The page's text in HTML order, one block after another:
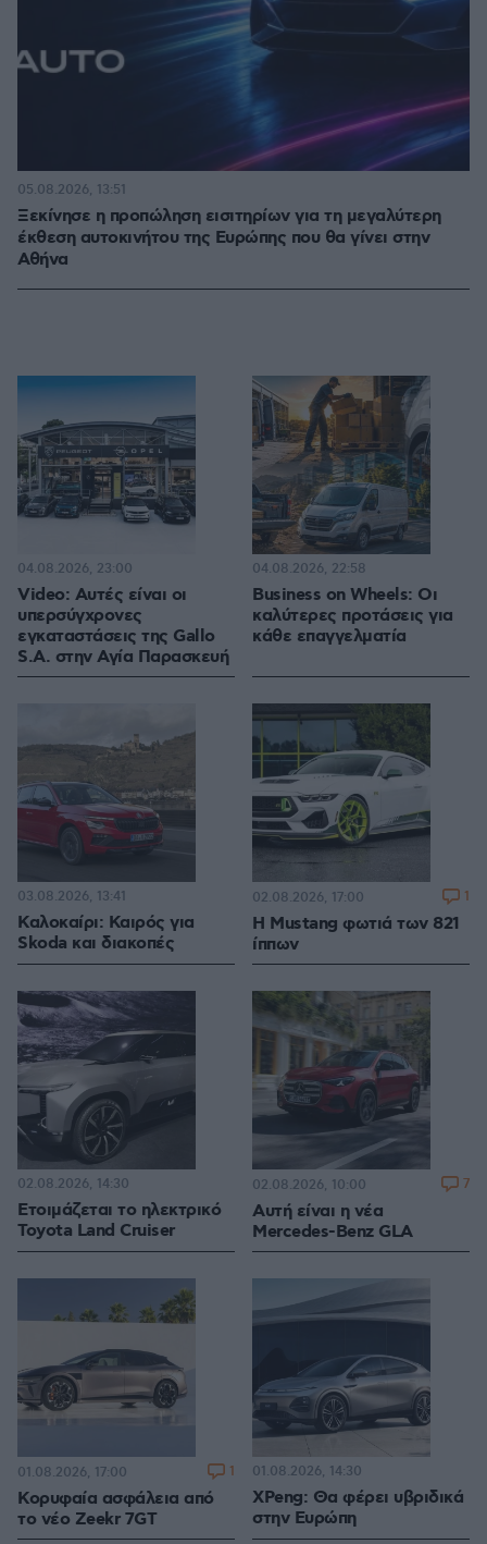
Ξεκίνησε η προπώληση εισιτηρίων για τη μεγαλύτερη
έκθεση αυτοκινήτου της Ευρώπης που θα γίνει στην
Αθήνα
05.08.2026, 13:51
Video: Αυτές είναι οι
υπερσύγχρονες
εγκαταστάσεις της Gallo
S.A. στην Αγία Παρασκευή
04.08.2026, 23:00
Business on Wheels: Οι
καλύτερες προτάσεις για
κάθε επαγγελματία
04.08.2026, 22:58
Καλοκαίρι: Καιρός για
Skoda και διακοπές
03.08.2026, 13:41
H Mustang φωτιά των 821
ίππων
02.08.2026, 17:00 1
Ετοιμάζεται το ηλεκτρικό
Toyota Land Cruiser
02.08.2026, 14:30
Αυτή είναι η νέα
Mercedes-Benz GLA
02.08.2026, 10:00 7
Κορυφαία ασφάλεια από
το νέο Zeekr 7GT
01.08.2026, 17:00 1
XPeng: Θα φέρει υβριδικά
στην Ευρώπη
01.08.2026, 14:30